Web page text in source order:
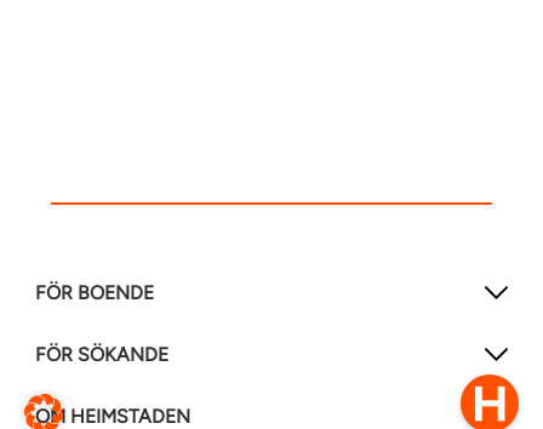
FÖR BOENDE
FÖR SÖKANDE
OM HEIMSTADEN